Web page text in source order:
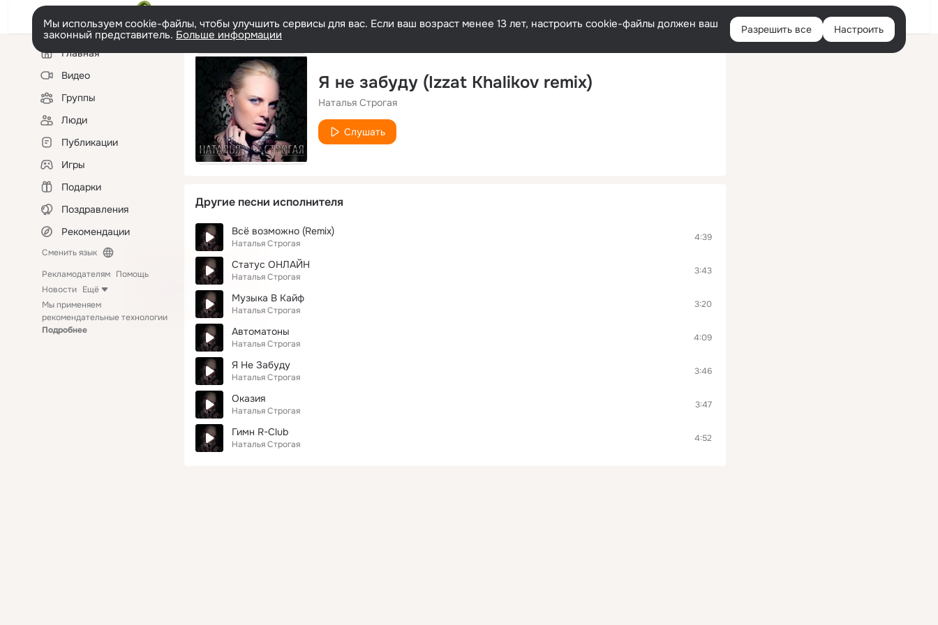
Войти
Мы используем cookie-файлы, чтобы улучшить сервисы для вас. Если ваш возраст менее 13 лет, настроить cookie-файлы должен ваш
законный представитель. Больше информации Разрешить все Настроить
Левая
колонкаГлавная
Видео
Группы
Люди
Публикации
Игры
Подарки
Поздравления
Рекомендации
Сменить язык
Рекламодателям Помощь
Новости Ещё
Мы применяем
рекомендательные технологии
Подробнее
Я не забуду (Izzat Khalikov remix)
Наталья Строгая
Слушать
Другие песни исполнителя
Всё возможно (Remix)
Наталья Строгая
4:39
Статус ОНЛАЙН
Наталья Строгая
3:43
Музыка В Кайф
Наталья Строгая
3:20
Автоматоны
Наталья Строгая
4:09
Я Не Забуду
Наталья Строгая
3:46
Оказия
Наталья Строгая
3:47
Гимн R-Club
Наталья Строгая
4:52